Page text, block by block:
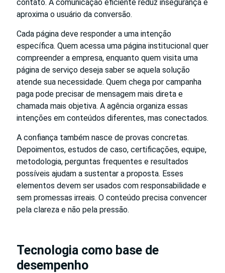
contato. A comunicação eficiente reduz insegurança e
aproxima o usuário da conversão.
Cada página deve responder a uma intenção
específica. Quem acessa uma página institucional quer
compreender a empresa, enquanto quem visita uma
página de serviço deseja saber se aquela solução
atende sua necessidade. Quem chega por campanha
paga pode precisar de mensagem mais direta e
chamada mais objetiva. A agência organiza essas
intenções em conteúdos diferentes, mas conectados.
A confiança também nasce de provas concretas.
Depoimentos, estudos de caso, certificações, equipe,
metodologia, perguntas frequentes e resultados
possíveis ajudam a sustentar a proposta. Esses
elementos devem ser usados com responsabilidade e
sem promessas irreais. O conteúdo precisa convencer
pela clareza e não pela pressão.
Tecnologia como base de
desempenho